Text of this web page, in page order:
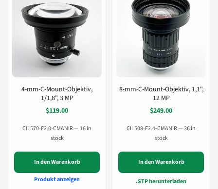
4-mm-C-Mount-Objektiv,
1/1,8", 3 MP
$119.00
CIL570-F2.0-CMANIR — 16 in
stock
In den Warenkorb
Produkt anzeigen
8-mm-C-Mount-Objektiv, 1,1",
12 MP
$249.00
CIL508-F2.4-CMANIR — 36 in
stock
In den Warenkorb
.STP herunterladen